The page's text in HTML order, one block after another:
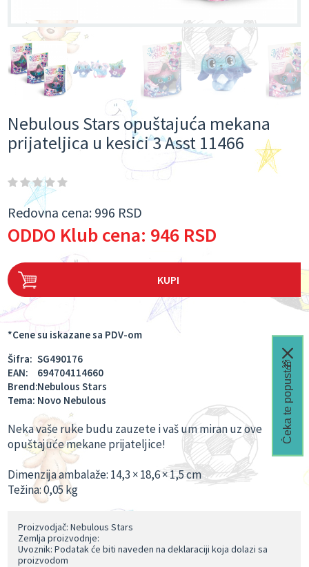
Nebulous Stars opuštajuća mekana
prijateljica u kesici 3 Asst 11466
Redovna cena: 996 RSD
ODDO Klub cena: 946 RSD
KUPI
*Cene su iskazane sa PDV-om
Šifra: SG490176
EAN:
694704114660
Brend:Nebulous Stars
Tema: Novo Nebulous
Neka vaše ruke budu zauzete i vaš um miran uz ove
opuštajuće mekane prijateljice!
Dimenzija ambalaže: 14,3 × 18,6 × 1,5 cm
Težina: 0,05 kg
Proizvodjač: Nebulous Stars
Zemlja proizvodnje:
Uvoznik: Podatak će biti naveden na deklaraciji koja dolazi sa
proizvodom
Čeka te popust🎁